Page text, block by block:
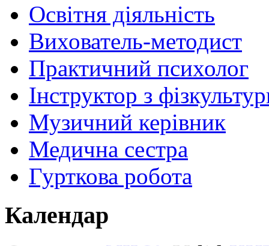
Освітня діяльність
Вихователь-методист
Практичний психолог
Інструктор з
Музичний керівник
Медична сестра
Гурткова робота
Календар